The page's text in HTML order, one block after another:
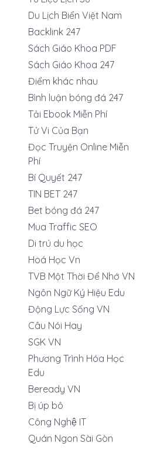
Du Lịch Biển Việt Nam
Backlink 247
Sách Giáo Khoa PDF
Sách Giáo Khoa 247
Điểm khác nhau
Bình luận bóng đá 247
Tải Ebook Miễn Phí
Tử Vi Của Bạn
Đọc Truyện Online Miễn
Phí
Bí Quyết 247
TIN BET 247
Bet bóng đá 247
Mua Traffic SEO
Di trú du học
Hoá Học Vn
TVB Một Thời Để Nhớ VN
Ngôn Ngữ Ký Hiệu Edu
Động Lực Sống VN
Câu Nói Hay
SGK VN
Phương Trình Hóa Học
Edu
Beready VN
Bị úp bô
Công Nghệ IT
Quán Ngon Sài Gòn